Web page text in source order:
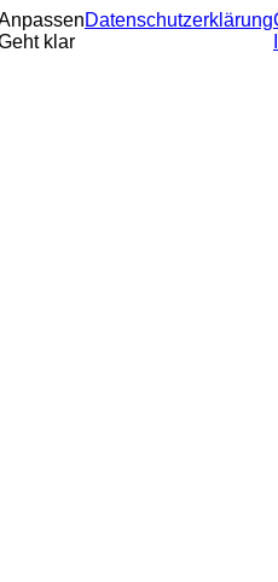
klar
Datenschutzerklärung